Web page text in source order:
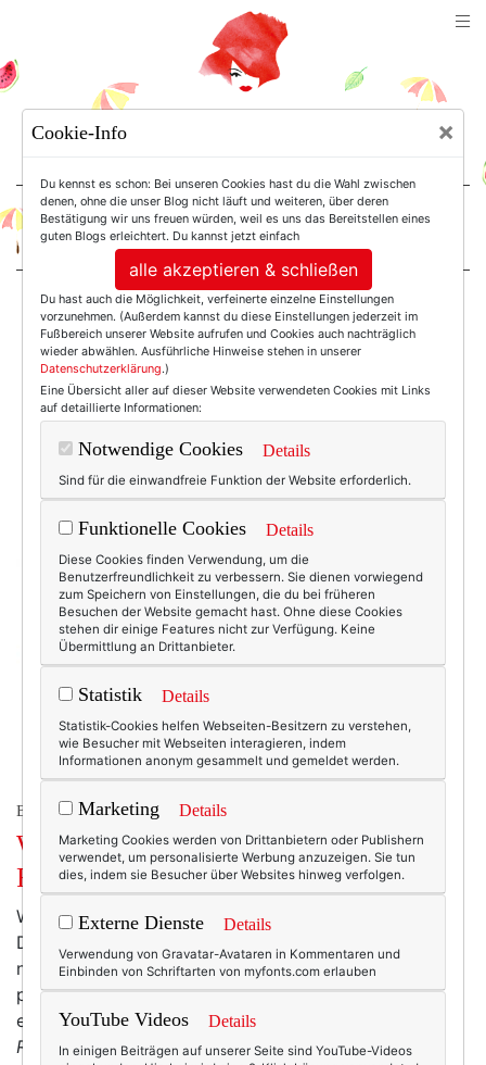
For Women. Not Girls.
Einträge mit dem
Tag: Hippie
BEAUTY & FASHION
Wochenend-Wow: Was mit
Regenbogen!
Weißt du, was das schöne an diesem Dauerregen ist?
Die Chance auf einen Regenbogen! Den gibt es
nämlich nur an Regentagen. Und wenn die Sonne
partout nicht rauskommen will? Dann helfen wir eben
ein wenig nach. Damit: Hippie-Armband in
Regenbogenfarben* Schönen (Regen-)Sonntag noch!
Cookie-Info ×
Du kennst es schon: Bei unseren Cookies hast du die Wahl zwischen
denen, ohne die unser Blog nicht läuft und weiteren, über deren
Bestätigung wir uns freuen würden, weil es uns das Bereitstellen eines
guten Blogs erleichtert. Du kannst jetzt einfach
alle akzeptieren & schließen
Du hast auch die Möglichkeit, verfeinerte einzelne Einstellungen
vorzunehmen. (Außerdem kannst du diese Einstellungen jederzeit im
Fußbereich unserer Website aufrufen und Cookies auch nachträglich
wieder abwählen. Ausführliche Hinweise stehen in unserer
Datenschutzerklärung.)
Eine Übersicht aller auf dieser Website verwendeten Cookies mit Links
auf detaillierte Informationen:
Notwendige Cookies Details
Sind für die einwandfreie Funktion der Website erforderlich.
Funktionelle Cookies Details
Diese Cookies finden Verwendung, um die
Benutzerfreundlichkeit zu verbessern. Sie dienen vorwiegend
zum Speichern von Einstellungen, die du bei früheren
Besuchen der Website gemacht hast. Ohne diese Cookies
stehen dir einige Features nicht zur Verfügung. Keine
Übermittlung an Drittanbieter.
Statistik Details
Statistik-Cookies helfen Webseiten-Besitzern zu verstehen,
wie Besucher mit Webseiten interagieren, indem
Informationen anonym gesammelt und gemeldet werden.
Marketing Details
Marketing Cookies werden von Drittanbietern oder Publishern
verwendet, um personalisierte Werbung anzuzeigen. Sie tun
dies, indem sie Besucher über Websites hinweg verfolgen.
Externe Dienste Details
Verwendung von Gravatar-Avataren in Kommentaren und
Einbinden von Schriftarten von myfonts.com erlauben
YouTube Videos Details
In einigen Beiträgen auf unserer Seite sind YouTube-Videos